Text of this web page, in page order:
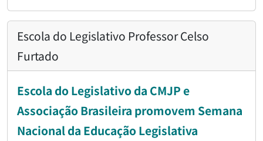
Escola do Legislativo Professor Celso
Furtado
Escola do Legislativo da CMJP e
Associação Brasileira promovem Semana
Nacional da Educação Legislativa